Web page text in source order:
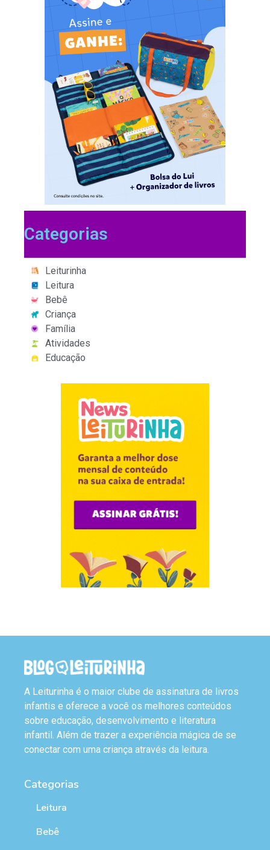
Categorias
Leiturinha
Leitura
Bebê
Criança
Família
Atividades
Educação
A Leiturinha é o maior clube de assinatura de livros
infantis e oferece a você os melhores conteúdos
sobre educação, desenvolvimento e literatura
infantil. Além de trazer a experiência mágica de se
conectar com uma criança através da leitura.
Categorias
Leitura
Bebê